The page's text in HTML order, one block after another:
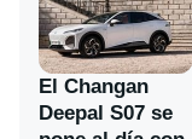
El Changan
Deepal S07 se